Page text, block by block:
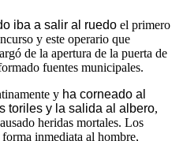
iba a salir al ruedo el primero
y este operario que
de la apertura de la puerta de
fuentes municipales.
y ha corneado al
toriles y la salida al albero,
heridas mortales. Los
inmediata al hombre,